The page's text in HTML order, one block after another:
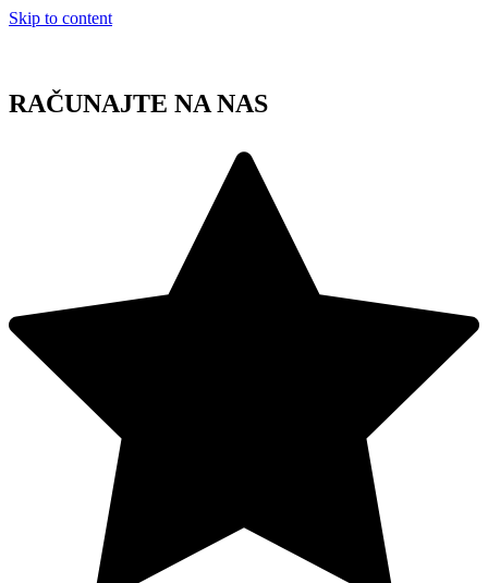
Skip to content
RAČUNAJTE NA NAS